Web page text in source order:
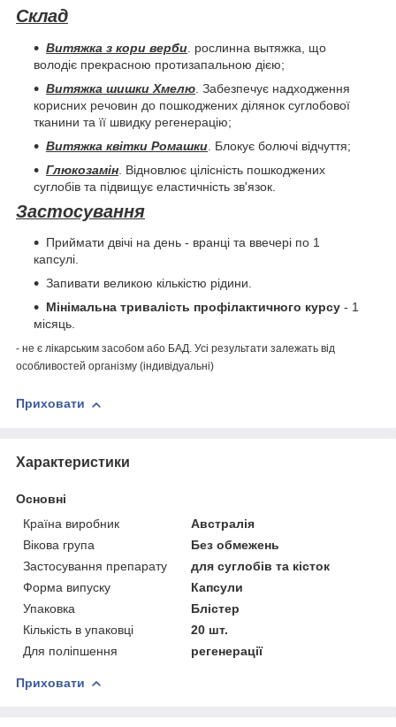
Склад
Витяжка з кори верби . рослинна вытяжка, що
володіє прекрасною протизапальною дією;
Витяжка шишки Хмелю . Забезпечує надходження
корисних речовин до пошкоджених ділянок суглобової
тканини та її швидку регенерацію;
Витяжка квітки Ромашки . Блокує болючі відчуття;
Глюкозамін . Відновлює цілісність пошкоджених
суглобів та підвищує еластичність зв'язок.
Застосування
Приймати двічі на день - вранці та ввечері по 1
капсулі.
Запивати великою кількістю рідини.
Мінімальна тривалість профілактичного курсу - 1
місяць.
- не є лікарським засобом або БАД. Усі результати залежать від
особливостей організму (індивідуальні)
Приховати
Характеристики
Основні
Країна виробник
Австралія
Вікова група
Без обмежень
Застосування препарату
для суглобів та кісток
Форма випуску
Капсули
Упаковка
Блістер
Кількість в упаковці
20 шт.
Для поліпшення
регенерації
Приховати